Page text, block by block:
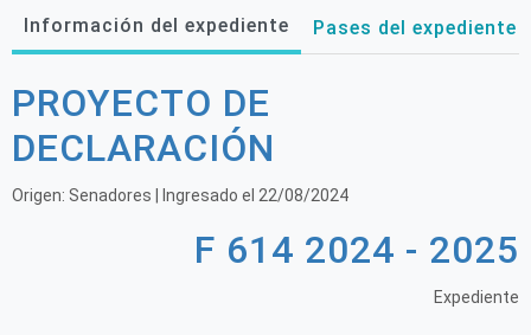
SECRETARÍAS
PRENSA
CONTACTO
Información del expediente Pases del expediente
PROYECTO DE
DECLARACIÓN
Origen: Senadores | Ingresado el 22/08/2024
F 614 2024 - 2025
Expediente